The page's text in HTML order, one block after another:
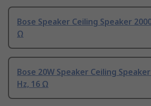
Bose Speaker Ceiling Speaker
Ω
Bose 20W Speaker Ceiling
Hz, 16 Ω